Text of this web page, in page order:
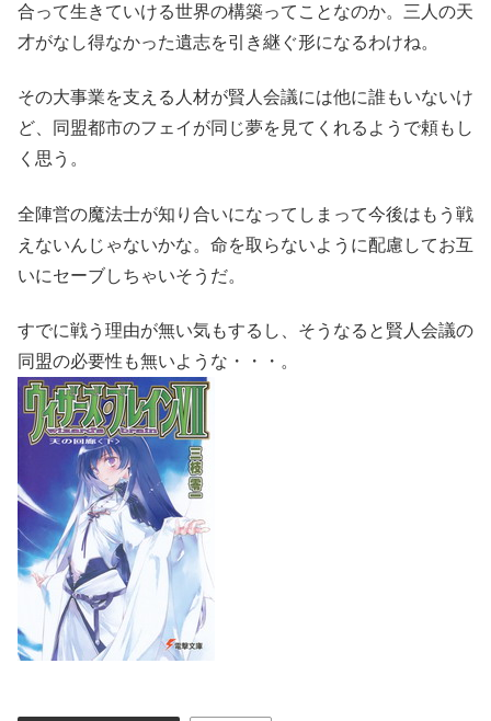
合って生きていける世界の構築ってことなのか。三人の天
才がなし得なかった遺志を引き継ぐ形になるわけね。
その大事業を支える人材が賢人会議には他に誰もいないけ
ど、同盟都市のフェイが同じ夢を見てくれるようで頼もし
く思う。
全陣営の魔法士が知り合いになってしまって今後はもう戦
えないんじゃないかな。命を取らないように配慮してお互
いにセーブしちゃいそうだ。
すでに戦う理由が無い気もするし、そうなると賢人会議の
同盟の必要性も無いような・・・。